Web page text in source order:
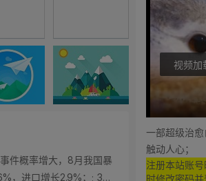
件概率增大，8月我国暴
，进口增长2.9%；; 3、
视频加
一部超级治
触动人心；
注册本站账